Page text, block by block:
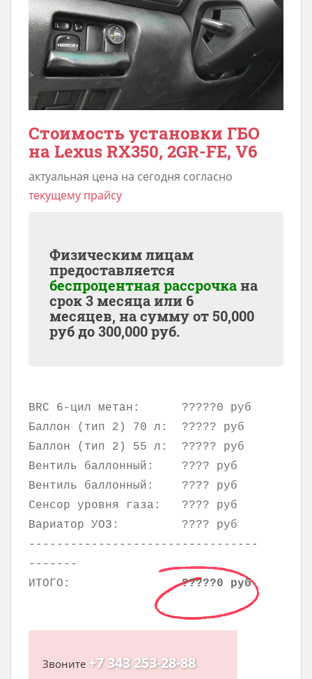
Стоимость установки ГБО
на Lexus RX350, 2GR-FE, V6
актуальная цена на сегодня согласно
текущему прайсу
Физическим лицам
предоставляется
беспроцентная рассрочкана
срок 3 месяца или 6
месяцев, на сумму от50,000
руб до300,000руб.
BRC 6-цил метан:
?????0 руб
Баллон (тип 2) 70 л:
????? руб
Баллон (тип 2) 55 л:
????? руб
Вентиль баллонный:
???? руб
Вентиль баллонный:
???? руб
Сенсор уровня газа:
???? руб
Вариатор УОЗ:
???? руб
---------------------------------
-------
ИТОГО:
?????0 руб
Звоните +7 343 253-28-88